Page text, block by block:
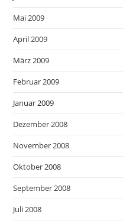
Mai 2009
April 2009
März 2009
Februar 2009
Januar 2009
Dezember 2008
November 2008
Oktober 2008
September 2008
Juli 2008